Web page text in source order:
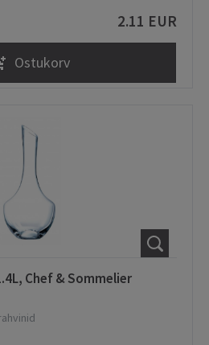
2.11 EUR
Ostukorv
Chef & Sommelier